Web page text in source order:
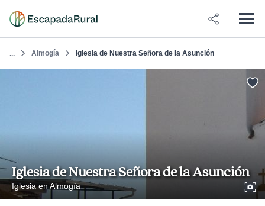
... Almogía Iglesia de Nuestra Señora de la Asunción
Iglesia de Nuestra Señora de la Asunción
Iglesia en Almogía